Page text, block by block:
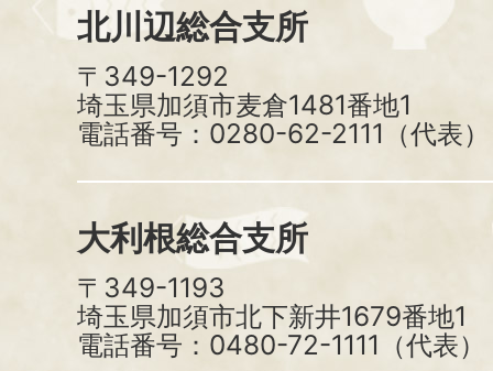
北川辺総合支所
〒349-1292
埼玉県加須市麦倉1481番地1
電話番号：0280-62-2111（代表）
大利根総合支所
〒349-1193
埼玉県加須市北下新井1679番地1
電話番号：0480-72-1111（代表）